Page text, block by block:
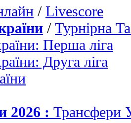
/ Livescore
/ Турнірна
Перша ліга
Друга ліга
2026 : Трансфери